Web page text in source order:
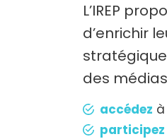
L’IREP
d’enrichir
des
accédez
participez